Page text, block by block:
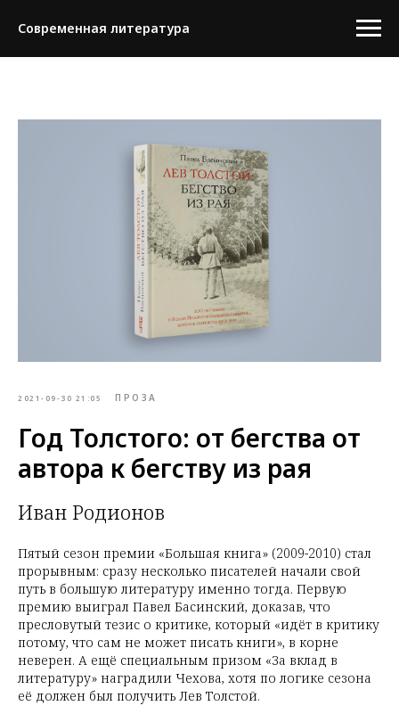
Современная литература
2021-09-30 21:05 ПРОЗА
Год Толстого: от бегства от
автора к бегству из рая
Иван Родионов
Пятый сезон премии «Большая книга» (2009-2010) стал
прорывным: сразу несколько писателей начали свой
путь в большую литературу именно тогда. Первую
премию выиграл Павел Басинский, доказав, что
пресловутый тезис о критике, который «идёт в критику
потому, что сам не может писать книги», в корне
неверен. А ещё специальным призом «За вклад в
литературу» наградили Чехова, хотя по логике сезона
её должен был получить Лев Толстой.